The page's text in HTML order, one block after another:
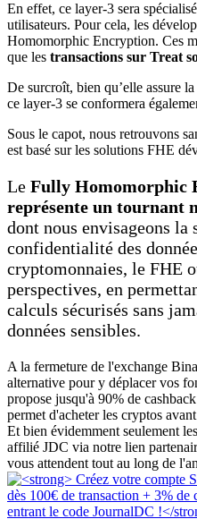
En effet, ce layer-3 sera
utilisateurs. Pour cela, les
Homomorphic Encryption. Ces
que les transactions sur Treat
De surcroît, bien qu’elle assure
ce layer-3 se conformera
Sous le capot, nous retrouvons
est basé sur les solutions FHE
Le Fully Homomorphic
représente un tournant
dont nous envisageons la
confidentialité des
cryptomonnaies, le FHE
perspectives, en
calculs sécurisés sans
données sensibles.
A la fermeture de l'exchange
alternative pour y déplacer vos
propose jusqu'à 90% de
permet d'acheter les cryptos
Et bien évidemment seulement
affilié JDC via notre lien
vous attendent tout au long de